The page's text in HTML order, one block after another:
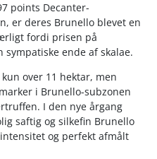
points Decanter-
er deres Brunello blevet en
fordi prisen på
ende af skalae.
over 11 hektar, men
i Brunello-subzonen
I den nye årgang
saftig og silkefin Brunello
og perfekt afmålt